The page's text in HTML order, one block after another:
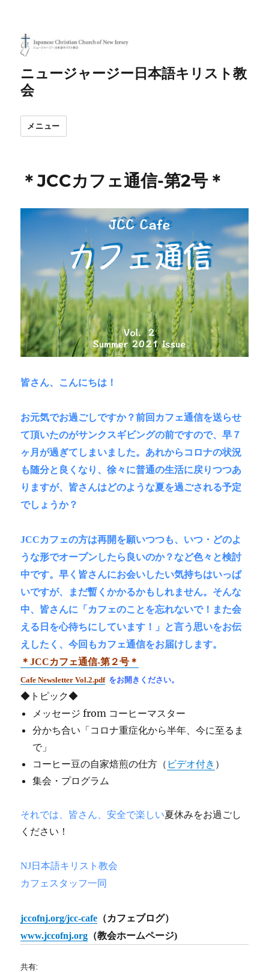
ニュージャージー日本語キリスト教
会
メニュー
＊JCCカフェ通信-第2号＊
皆さん、こんにちは！
お元気でお過ごしですか？前回カフェ通信を送らせ
て頂いたのがサンクスギビングの前ですので、早７
ヶ月が過ぎてしまいました。あれからコロナの状況
も随分と良くなり、徐々に普通の生活に戻りつつあ
りますが、皆さんはどのような夏を過ごされる予定
でしょうか？
JCCカフェの方は再開を願いつつも、いつ・どのよ
うな形でオープンしたら良いのか？など色々と検討
中です。早く皆さんにお会いしたい気持ちはいっぱ
いですが、まだ暫くかかるかもしれません。そんな
中、皆さんに「カフェのことを忘れないで！また会
える日を心待ちにしています！」と言う思いをお伝
えしたく、今回もカフェ通信をお届けします。
＊JCCカフェ通信-第２号＊
Cafe Newsletter Vol.2.pdf をお開きください。
◆トピック◆
メッセージ from コーヒーマスター
分かち合い「コロナ重症化から半年、今に至るま
で」
コーヒー豆の自家焙煎の仕方（ ビデオ付き ）
集会・プログラム
それでは、皆さん、安全で楽しい夏休みをお過ごし
ください！
NJ日本語キリスト教会
カフェスタッフ一同
jccofnj.org/jcc-cafe （カフェブログ）
www.jccofnj.org （教会ホームページ)
共有: